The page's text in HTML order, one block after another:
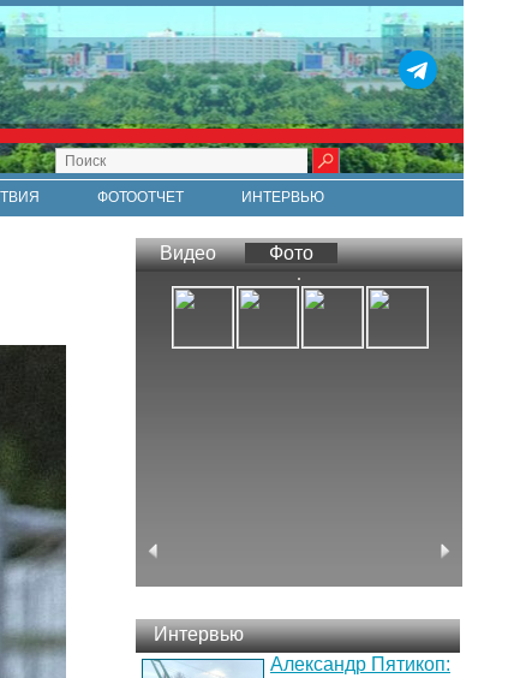
ФОТООТЧЕТ
ИНТЕРВЬЮ
Видео Фото
Интервью
Александр Пятикоп: